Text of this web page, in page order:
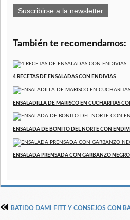
Suscribirse a la newsletter
También te recomendamos:
4 RECETAS DE ENSALADAS CON ENDIVIAS
ENSALADILLA DE MARISCO EN CUCHARITAS
ENSALADA DE BONITO DEL NORTE CON
ENSALADA PRENSADA CON GARBANZO NEGRO